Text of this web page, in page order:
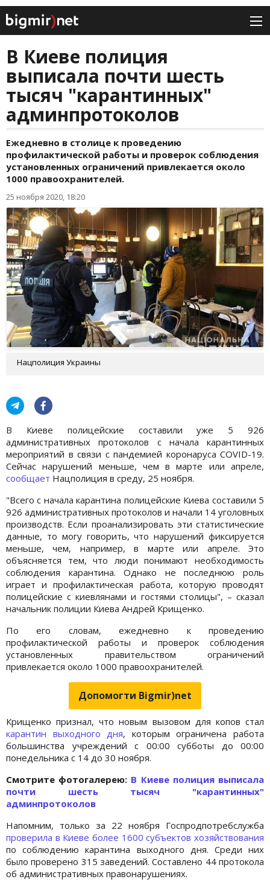
В Киеве полиция
выписала почти шесть
тысяч "карантинных"
админпротоколов
Ежедневно в столице к проведению
профилактической работы и проверок соблюдения
установленных ограничений привлекается около
1000 правоохранителей.
25 ноября 2020, 18:20
Нацполиция Украины
В Киеве полицейские составили уже 5 926
административных протоколов с начала карантинных
мероприятий в связи с пандемией коронаруса COVID-19.
Сейчас нарушений меньше, чем в марте или апреле,
сообщает Нацполиция в среду, 25 ноября.
"Всего с начала карантина полицейские Киева составили 5
926 административных протоколов и начали 14 уголовных
производств. Если проанализировать эти статистические
данные, то могу говорить, что нарушений фиксируется
меньше, чем, например, в марте или апреле. Это
объясняется тем, что люди понимают необходимость
соблюдения карантина. Однако не последнюю роль
играет и профилактическая работа, которую проводят
полицейские с киевлянами и гостями столицы", – сказал
начальник полиции Киева Андрей Крищенко.
По его словам, ежедневно к проведению
профилактической работы и проверок соблюдения
установленных правительством ограничений
привлекается около 1000 правоохранителей.
Допомогти Bigmir)net
Крищенко признал, что новым вызовом для копов стал
карантин выходного дня, которым ограничена работа
большинства учреждений с 00:00 субботы до 00:00
понедельника с 14 до 30 ноября.
Cмотрите фотогалерею: В Киеве полиция выписала
почти шесть тысяч "карантинных"
админпротоколов
Напомним, только за 22 ноября Госпродпотребслужба
проверила в Киеве более 1600 субъектов хозяйствования
по соблюдению карантина выходного дня. Среди них
было проверено 315 заведений. Составлено 44 протокола
об административных правонарушениях.